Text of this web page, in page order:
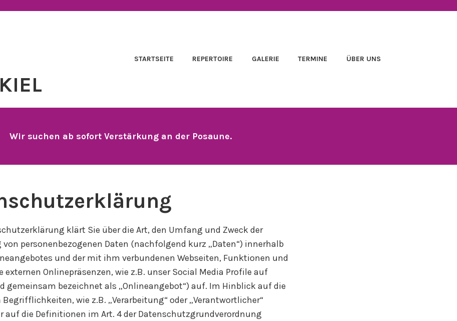
STARTSEITE REPERTOIRE GALERIE TERMINE ÜBER UNS
Wir suchen ab sofort Verstärkung an der Posaune.
klärt Sie über die Art, den Umfang und Zweck der
von personenbezogenen Daten (nachfolgend kurz „Daten“) innerhalb
und der mit ihm verbundenen Webseiten, Funktionen und
externen Onlinepräsenzen, wie z.B. unser Social Media Profile auf
gemeinsam bezeichnet als „Onlineangebot“) auf. Im Hinblick auf die
wie z.B. „Verarbeitung“ oder „Verantwortlicher“
auf die Definitionen im Art. 4 der Datenschutzgrundverordnung